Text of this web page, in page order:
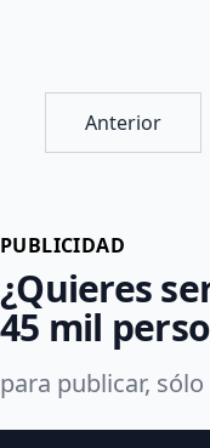
Anterior
PUBLICIDAD
¿Quieres
45 mil
para publicar,